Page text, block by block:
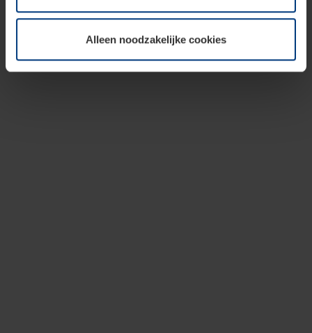
toestemming kunt u op elk moment bij de uitleg van de
wijzigen of herroepen.Alleen noodzakelijke cookies